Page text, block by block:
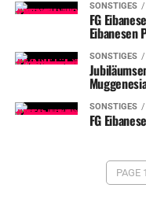
SONSTIGES
FG
Eibanesen
SONSTIGES
SONSTIGES
FG
PAGE